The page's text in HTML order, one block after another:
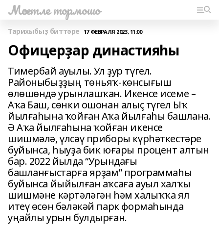
Мәсетле тормошо
Тарихыбыҙ биттәре 17 ФЕВРАЛЯ 2023, 11:00
Офицерҙар династияһы
Тимербай ауылы. Ул ҙур түгел.
Районыбыҙҙың төньяҡ-көнсығыш
өлөшөндә урынлашҡан. Икенсе исеме –
Аҡа Баш, сөнки ошонан алыҫ түгел Ыҡ
йылғаһына ҡойған Аҡа йылғаһы башлана.
Ә Аҡа йылғаһына ҡойған икенсе
шишмәлә, үлсәү приборы күрһәткестәре
буйынса, һыуҙа бик юғары процент алтын
бар. 2022 йылда “Урындағы
башланғыстарға ярҙам” программаһы
буйынса йыйылған аҡсаға ауыл халҡы
шишмәне кәртәләгән һәм халыҡҡа ял
итеү өсөн бәләкәй парк формаһында
уңайлы урын булдырған.